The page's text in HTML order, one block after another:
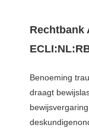
Rechtbank
Benoeming
draagt